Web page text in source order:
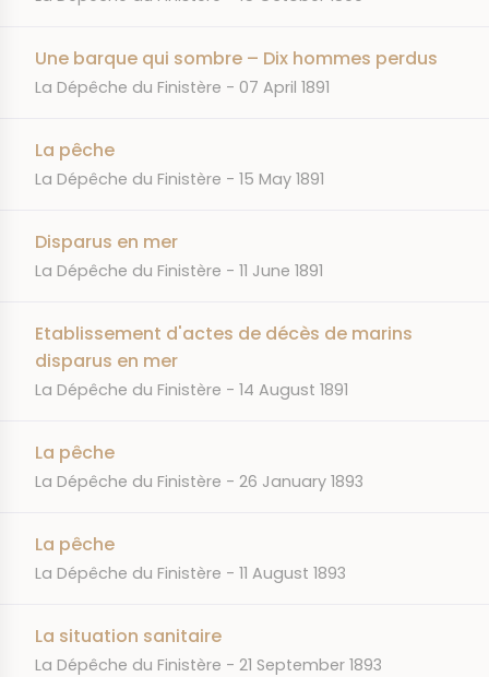
Une barque qui sombre – Dix hommes perdus
JOURNAL
La Dépêche du Finistère DATE
07 April 1891
La pêche
JOURNAL
La Dépêche du Finistère DATE
15 May 1891
Disparus en mer
JOURNAL
La Dépêche du Finistère DATE
11 June 1891
Etablissement d'actes de décès de marins
disparus en mer
JOURNAL
La Dépêche du Finistère DATE
14 August 1891
La pêche
JOURNAL
La Dépêche du Finistère DATE
26 January 1893
La pêche
JOURNAL
La Dépêche du Finistère DATE
11 August 1893
La situation sanitaire
JOURNAL
La Dépêche du Finistère DATE
21 September 1893